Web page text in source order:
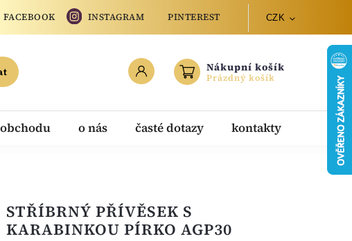
FACEBOOK INSTAGRAM PINTEREST CZK
Nákupní košík
Prázdný košík
o nás časté dotazy kontakty
STŘÍBRNÝ PŘÍVĚSEK S
KARABINKOU PÍRKO AGP30